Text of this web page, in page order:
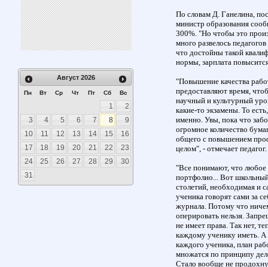
Август 2026
Пн Вт Ср Чт Пт Сб Вс
1
2
3
4 5 6 7 8
9
10
11 12 13 14 15
16
17
18 19 20 21 22
23
24
25 26 27 28 29
30
31
По словам Д. Ганелина,
министр образования
300%. "Но чтобы это
много развелось
что достойны такой
нормы, зарплата
"Повышение качества
предоставляют время,
научный и культурный
какие-то экзамены. То
именно. Увы, пока что
огромное количество
общего с повышением
целом", - отмечает педагог.
"Все понимают, что любое
портфолио... Вот
столетий, необходимая и
ученика говорят сами за
журнала. Потому что
оперировать нельзя.
не имеет права. Так нет,
каждому ученику иметь.
каждого ученика, план
множатся по принципу
Стало вообще не